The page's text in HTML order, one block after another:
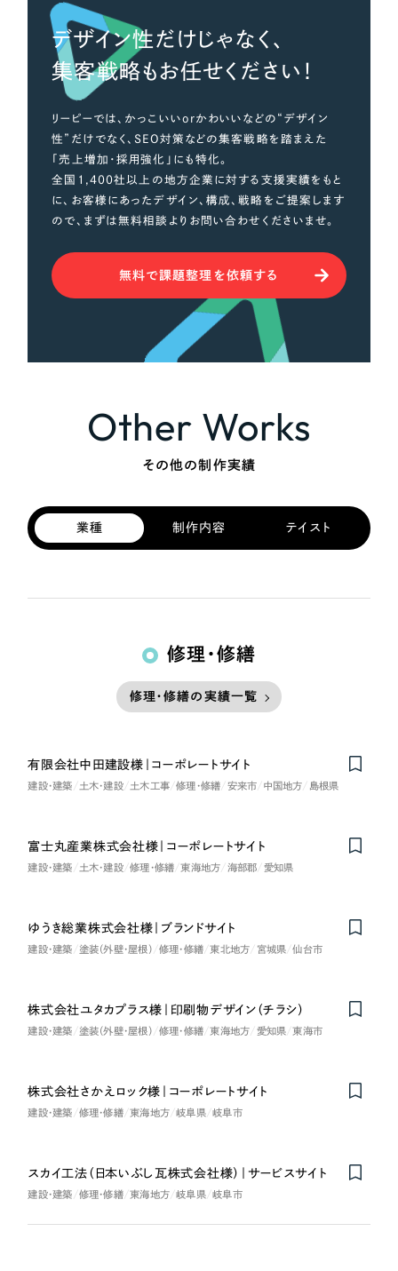
デザイン性だけじゃなく、
集客戦略もお任せください！
リーピーでは、かっこいいorかわいいなどの“デザイン
性”だけでなく、SEO対策などの集客戦略を踏まえた
「売上増加・採用強化」にも特化。
全国1,400社以上の地方企業に対する支援実績をもと
に、お客様にあったデザイン、構成、戦略をご提案します
ので、まずは無料相談よりお問い合わせくださいませ。
無料で課題整理を依頼する
Other Works
その他の制作実績
業種 制作内容 テイスト
修理・修繕
修理・修繕の実績一覧
有限会社中田建設様｜コーポレートサイト
建設・建築 土木・建設 土木工事 修理・修繕 安来市 中国地方 島根県
富士丸産業株式会社様｜コーポレートサイト
建設・建築 土木・建設 修理・修繕 東海地方 海部郡 愛知県
ゆうき総業株式会社様｜ブランドサイト
建設・建築 塗装（外壁・屋根） 修理・修繕 東北地方 宮城県 仙台市
株式会社ユタカプラス様｜印刷物デザイン（チラシ）
建設・建築 塗装（外壁・屋根） 修理・修繕 東海地方 愛知県 東海市
株式会社さかえロック様｜コーポレートサイト
建設・建築 修理・修繕 東海地方 岐阜県 岐阜市
スカイ工法（日本いぶし瓦株式会社様）｜サービスサイト
建設・建築 修理・修繕 東海地方 岐阜県 岐阜市